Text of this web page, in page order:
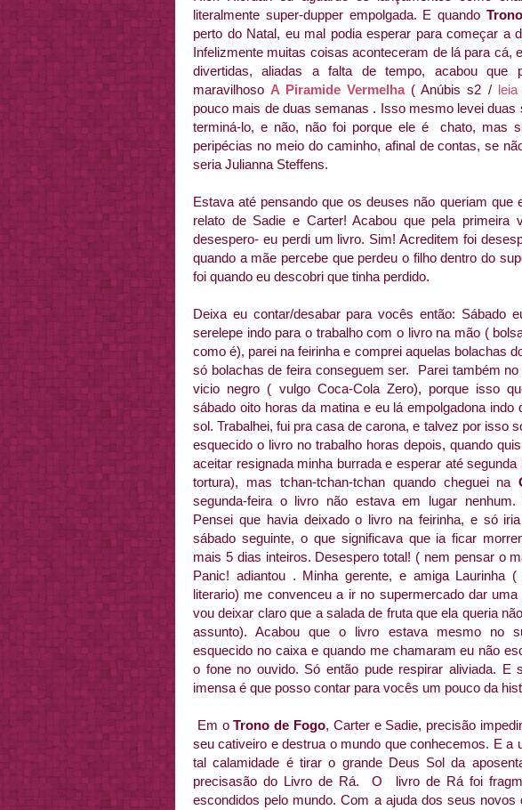
literalmente super-dupper empolgada. E quando
perto do Natal, eu mal podia esperar para começar a
Infelizmente muitas coisas aconteceram de lá para cá,
divertidas, aliadas a falta de tempo, acabou que
maravilhoso A Piramide Vermelha( Anúbis s2 /
pouco mais de duas semanas . Isso mesmo levei duas
terminá-lo, e não, não foi porque ele é chato, mas
peripécias no meio do caminho, afinal de contas, se
seria Julianna Steffens.
Estava até pensando que os deuses não queriam que
relato de Sadie e Carter! Acabou que pela
desespero- eu perdi um livro. Sim! Acreditem foi
quando a mãe percebe que perdeu o filho dentro do
foi quando eu descobri que tinha perdido.
Deixa eu contar/desabar para vocês então: Sábado
serelepe indo para o trabalho com o livro na mão (
como é), parei na feirinha e comprei aquelas bolachas
só bolachas de feira conseguem ser. Parei também
vicio negro ( vulgo Coca-Cola Zero), porque isso
sábado oito horas da matina e eu lá empolgadona indo
sol. Trabalhei, fui pra casa de carona, e talvez por isso
esquecido o livro no trabalho horas depois, quando
aceitar resignada minha burrada e esperar até
tortura), mas tchan-tchan-tchan quando cheguei na
segunda-feira o livro não estava em lugar nenhum.
Pensei que havia deixado o livro na feirinha, e só
sábado seguinte, o que significava que ia ficar
mais 5 dias inteiros. Desespero total! ( nem pensar o
Panic! adiantou . Minha gerente, e amiga Laurinha
literario) me convenceu a ir no supermercado dar
vou deixar claro que a salada de fruta que ela queria
assunto). Acabou que o livro estava mesmo no
esquecido no caixa e quando me chamaram eu não
o fone no ouvido. Só então pude respirar aliviada. E
imensa é que posso contar para vocês um pouco da
Em oTrono de Fogo, Carter e Sadie, precisão
seu cativeiro e destrua o mundo que conhecemos. E a
tal calamidade é tirar o grande Deus Sol da
precisasão do Livro de Rá. O livro de Rá foi
escondidos pelo mundo. Com a ajuda dos seus